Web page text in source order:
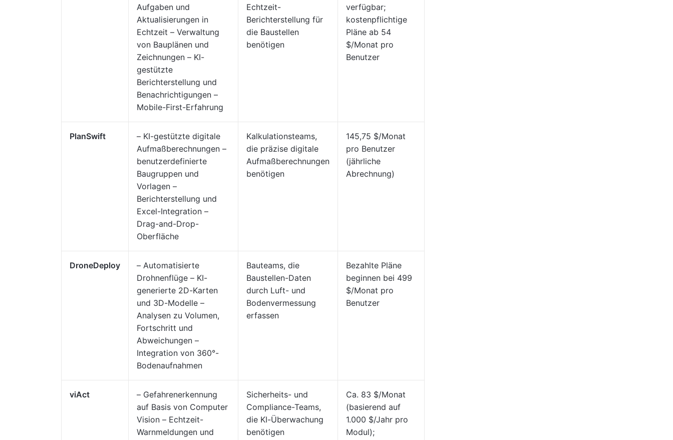
Aufgaben und
Aktualisierungen in
Echtzeit – Verwaltung
von Bauplänen und
Zeichnungen – KI-
gestützte
Berichterstellung und
Benachrichtigungen –
Mobile-First-Erfahrung
Echtzeit-
Berichterstellung für
die Baustellen
benötigen
verfügbar;
kostenpflichtige
Pläne ab 54
$/Monat pro
Benutzer
PlanSwift
– KI-gestützte digitale
Aufmaßberechnungen –
benutzerdefinierte
Baugruppen und
Vorlagen –
Berichterstellung und
Excel-Integration –
Drag-and-Drop-
Oberfläche
Kalkulationsteams,
die präzise digitale
Aufmaßberechnungen
benötigen
145,75 $/Monat
pro Benutzer
(jährliche
Abrechnung)
DroneDeploy
– Automatisierte
Drohnenflüge – KI-
generierte 2D-Karten
und 3D-Modelle –
Analysen zu Volumen,
Fortschritt und
Abweichungen –
Integration von 360°-
Bodenaufnahmen
Bauteams, die
Baustellen-Daten
durch Luft- und
Bodenvermessung
erfassen
Bezahlte Pläne
beginnen bei 499
$/Monat pro
Benutzer
viAct
– Gefahrenerkennung
auf Basis von Computer
Vision – Echtzeit-
Warnmeldungen und
Sicherheits- und
Compliance-Teams,
die KI-Überwachung
benötigen
Ca. 83 $/Monat
(basierend auf
1.000 $/Jahr pro
Modul);